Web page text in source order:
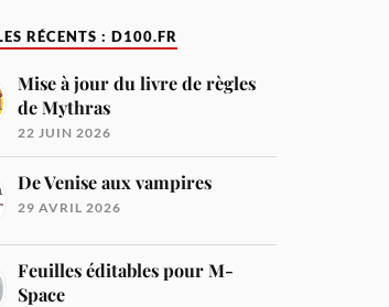
RÉCENTS : D100.FR
Mise à jour du livre de règles
de Mythras
22 JUIN 2026
De Venise aux vampires
29 AVRIL 2026
Feuilles éditables pour M-
Space